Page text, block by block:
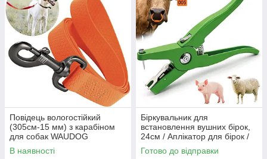
Повідець вологостійкий
(305см-15 мм) з карабіном
для собак WAUDOG
Waterproof, S / Повідець для
прогулянок з собакою
В наявності
Біркувальник для
встановлення вушних бірок,
24см / Аплікатор для бірок /
Біркувальник для тварин
Готово до відправки